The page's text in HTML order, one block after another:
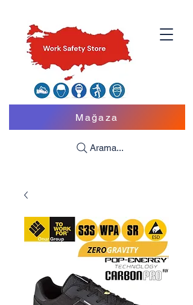
Arama...
Mağaza